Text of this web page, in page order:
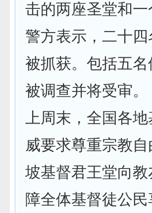
击的两座圣堂和
警方表示，二十
被抓获。包括五
被调查并将受审。
上周末，全国各
威要求尊重宗教
坡基督君王堂向
障全体基督徒公